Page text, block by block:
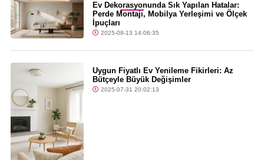
Ev Dekorasyonunda Sık Yapılan Hatalar:
Perde Montajı, Mobilya Yerleşimi ve Ölçek
İpuçları
2025-08-13 14:06:35
Uygun Fiyatlı Ev Yenileme Fikirleri: Az
Bütçeyle Büyük Değişimler
2025-07-31 20:02:13